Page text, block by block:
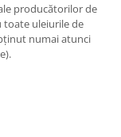
producătorilor de
toate uleiurile de
numai atunci